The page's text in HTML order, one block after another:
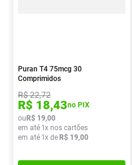
Puran T4 75mcg 30
Comprimidos
R$22,72
R$ 18,43no PIX
ouR$ 19,00
em até 1x nos cartões
em até 1x deR$ 19,00